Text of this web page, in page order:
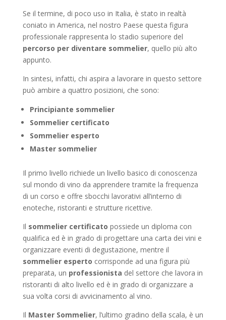
Se il termine, di poco uso in Italia, è stato in realtà
coniato in America, nel nostro Paese questa figura
professionale rappresenta lo stadio superiore del
percorso per diventare sommelier, quello più alto
appunto.
In sintesi, infatti, chi aspira a lavorare in questo settore
può ambire a quattro posizioni, che sono:
Principiante sommelier
Sommelier certificato
Sommelier esperto
Master sommelier
Il primo livello richiede un livello basico di conoscenza
sul mondo di vino da apprendere tramite la frequenza
di un corso e offre sbocchi lavorativi all’interno di
enoteche, ristoranti e strutture ricettive.
Il sommelier certificato possiede un diploma con
qualifica ed è in grado di progettare una carta dei vini e
organizzare eventi di degustazione, mentre il
sommelier esperto corrisponde ad una figura più
preparata, un professionista del settore che lavora in
ristoranti di alto livello ed è in grado di organizzare a
sua volta corsi di avvicinamento al vino.
Il Master Sommelier, l’ultimo gradino della scala, è un